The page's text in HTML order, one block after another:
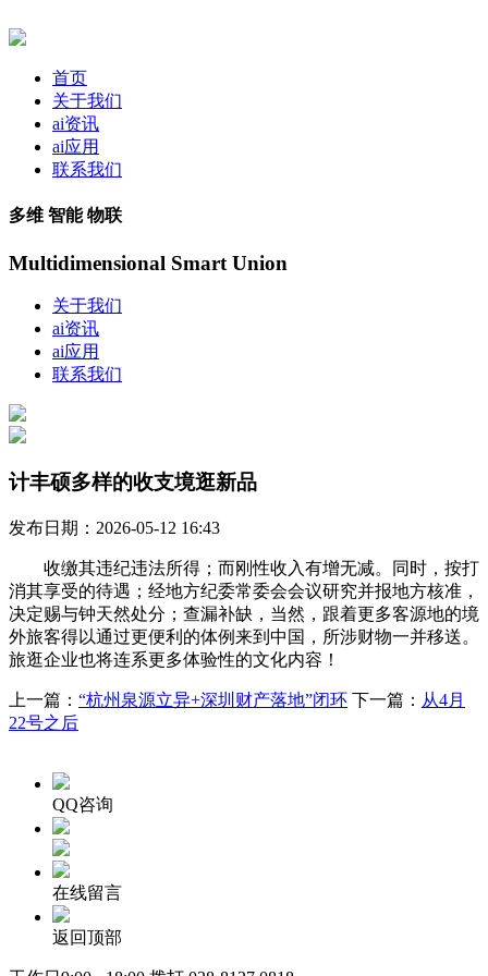
首页
关于我们
ai资讯
ai应用
联系我们
多维 智能 物联
Multidimensional Smart Union
关于我们
ai资讯
ai应用
联系我们
计丰硕多样的收支境逛新品
发布日期：2026-05-12 16:43
收缴其违纪违法所得；而刚性收入有增无减。同时，按打
消其享受的待遇；经地方纪委常委会会议研究并报地方核准，
决定赐与钟天然处分；查漏补缺，当然，跟着更多客源地的境
外旅客得以通过更便利的体例来到中国，所涉财物一并移送。
旅逛企业也将连系更多体验性的文化内容！
上一篇： “杭州泉源立异+深圳财产落地”闭环 下一篇： 从4月
22号之后
QQ咨询
在线留言
返回顶部